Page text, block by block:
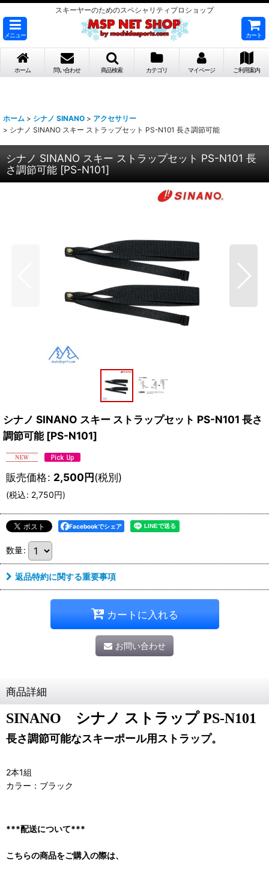
スキーヤーのためのスペシャリティプロショップ
メニュー カート
ホーム 問い合わせ 商品検索 カテゴリ マイページ ご利用案内
ホーム > シナノ SINANO > アクセサリー
> シナノ SINANO スキー ストラップセット PS-N101 長さ調節可能
シナノ SINANO スキー ストラップセット PS-N101 長
さ調節可能 [PS-N101]
シナノ SINANO スキー ストラップセット PS-N101 長さ
調節可能 [PS-N101]
販売価格: 2,500円(税別)
(税込: 2,750円)
Facebookでシェア
数量:
返品特約に関する重要事項
カートに入れる
お問い合わせ
商品詳細
SINANO シナノ ストラップ PS-N101
長さ調節可能なスキーポール用ストラップ。
2本1組
カラー：ブラック
***配送について***
こちらの商品をご購入の際は、